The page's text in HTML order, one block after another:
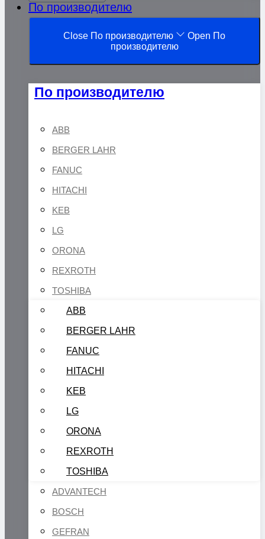
По производителю
Close По производителю
Open По
производителю
По производителю
ABB
BERGER LAHR
FANUC
HITACHI
KEB
LG
ORONA
REXROTH
TOSHIBA
ABB
BERGER LAHR
FANUC
HITACHI
KEB
LG
ORONA
REXROTH
TOSHIBA
ADVANTECH
BOSCH
GEFRAN